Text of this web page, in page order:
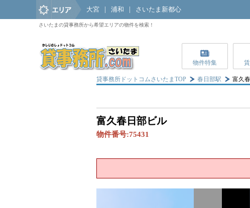
大宮 浦和 さいたま新都心
さいたまの貸事務所から希望エリアの物件を検索！
物件特集
貸事務所ドットコムさいたまTOP 春日部駅 富久
富久春日部ビル
物件番号:75431